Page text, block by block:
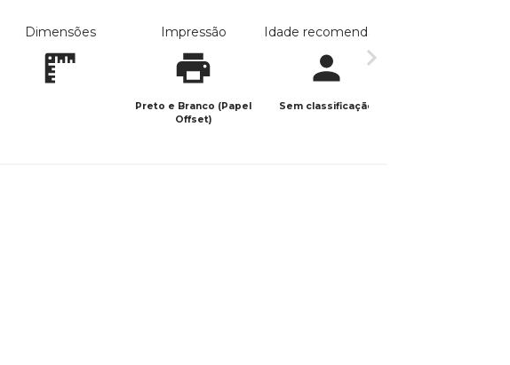
Dimensões Impressão
Preto e Branco (Papel
Offset)
Idade recomendada
Sem classificação